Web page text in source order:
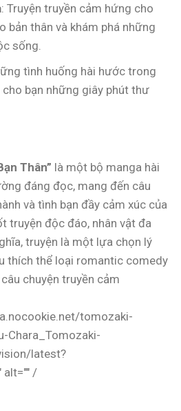
: Truyện truyền cảm hứng cho
bản thân và khám phá những
sống.
tình huống hài hước trong
bạn những giây phút thư
Thân” là một bộ manga hài
đáng đọc, mang đến câu
và tình bạn đầy cảm xúc của
truyện độc đáo, nhân vật đa
truyện là một lựa chọn lý
thích thể loại romantic comedy
chuyện truyền cảm
tomozaki-
latest?
/